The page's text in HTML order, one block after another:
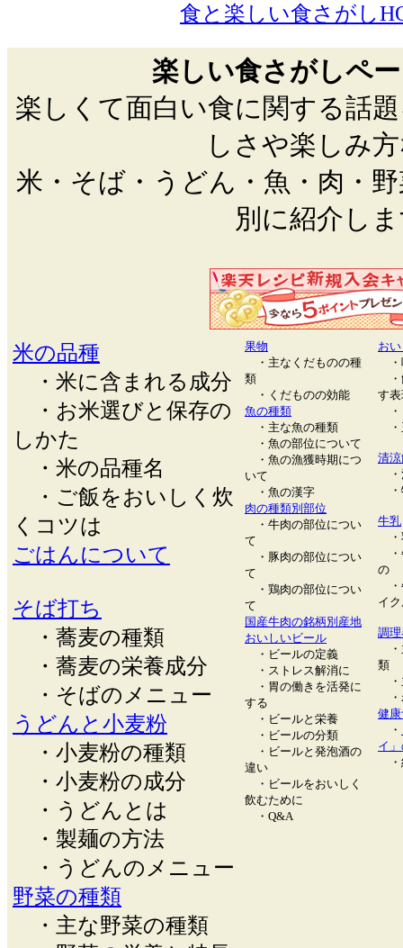
食と楽しい食さがし
楽しい食さがしペ
楽しくて面白い食に関する話
しさや楽しみ
米・そば・うどん・魚・肉・
別に紹介し
米の品種
・米に含まれる成分
・お米選びと保存の
しかた
・米の品種名
・ご飯をおいしく炊
くコツは
ごはんについて
そば打ち
・蕎麦の種類
・蕎麦の栄養成分
・そばのメニュー
うどんと小麦粉
・小麦粉の種類
・小麦粉の成分
・うどんとは
・製麺の方法
・うどんのメニュー
野菜の種類
・主な野菜の種類
果物
・主なくだものの種
類
・くだものの効能
魚の種類
・主な魚の種類
・魚の部位について
・魚の漁獲時期につ
いて
・魚の漢字
肉の種類別部位
・牛肉の部位につい
て
・豚肉の部位につい
て
・鶏肉の部位につい
て
国産牛肉の銘柄別産地
おいしいビール
・ビールの定義
・ストレス解消に
・胃の働きを活発に
する
・ビールと栄養
・ビールの分類
・ビールと発泡酒の
違い
・ビールをおいしく
飲むために
・Q&A
お
・
・
す
・
・
清
・
・
牛乳
・
・
の
・
イ
調
・
類
・
・
健
・
イ
・